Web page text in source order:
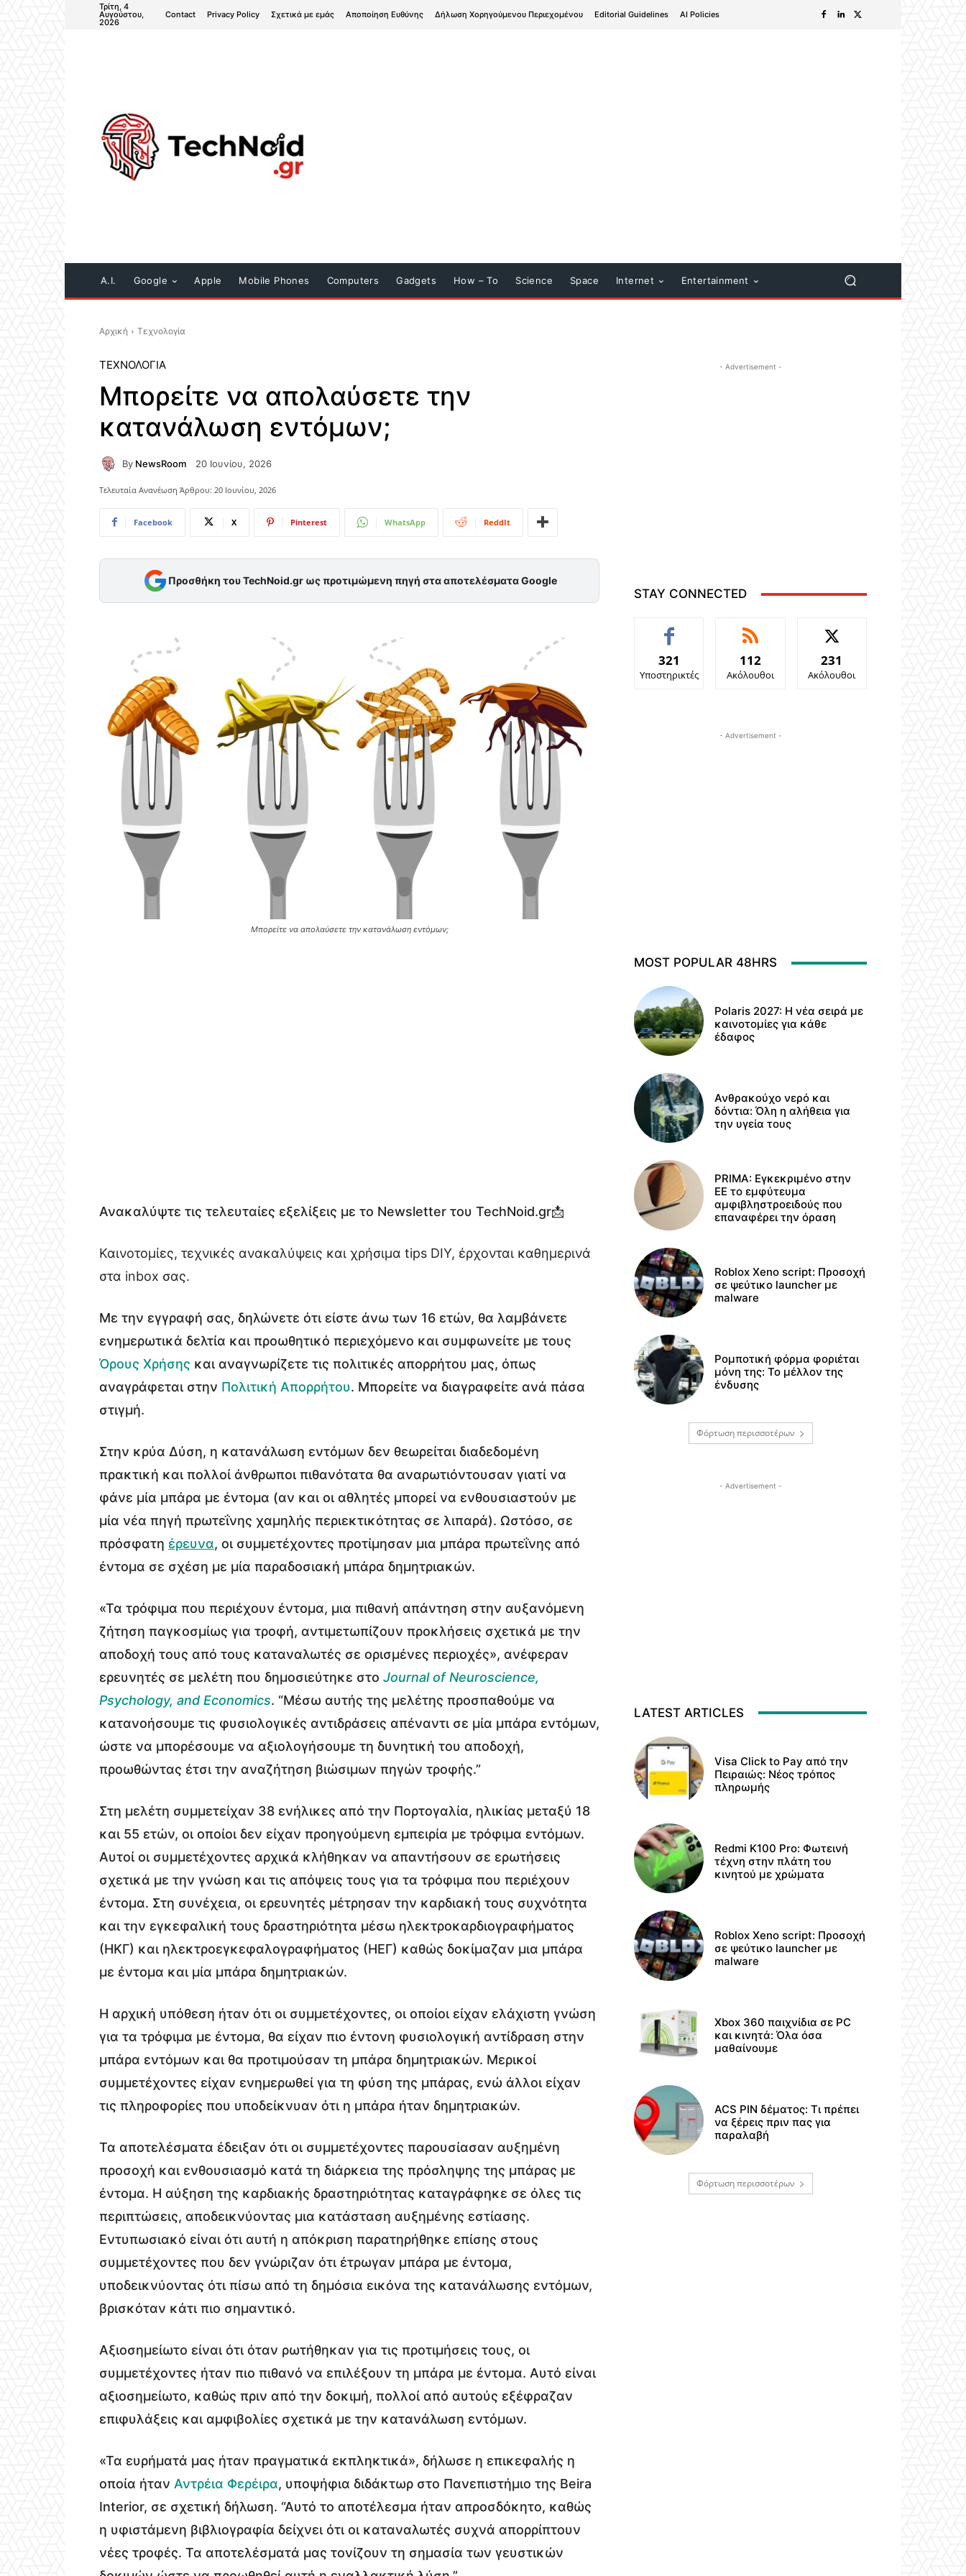
Τρίτη, 4
Αυγούστου,
2026
Contact Privacy Policy Σχετικά με εμάς Αποποίηση Ευθύνης Δήλωση Χορηγούμενου Περιεχομένου Editorial Guidelines AI Policies
A.I. Google Apple Mobile Phones Computers Gadgets How – To Science Space Internet Entertainment
Αρχική Τεχνολογία
ΤΕΧΝΟΛΟΓΊΑ
Μπορείτε να απολαύσετε την
κατανάλωση εντόμων;
By NewsRoom 20 Ιουνίου, 2026
Τελευταία Ανανέωση Άρθρου: 20 Ιουνίου, 2026
Facebook X Pinterest WhatsApp ReddIt
Προσθήκη του TechNoid.gr ως προτιμώμενη πηγή στα αποτελέσματα Google
Μπορείτε να απολαύσετε την κατανάλωση εντόμων;
Ανακαλύψτε τις τελευταίες εξελίξεις με το Newsletter του TechNoid.gr📩
Καινοτομίες, τεχνικές ανακαλύψεις και χρήσιμα tips DIY, έρχονται καθημερινά
στα inbox σας.
Με την εγγραφή σας, δηλώνετε ότι είστε άνω των 16 ετών, θα λαμβάνετε
ενημερωτικά δελτία και προωθητικό περιεχόμενο και συμφωνείτε με τους
Όρους Χρήσης και αναγνωρίζετε τις πολιτικές απορρήτου μας, όπως
αναγράφεται στην Πολιτική Απορρήτου. Μπορείτε να διαγραφείτε ανά πάσα
στιγμή.
Στην κρύα Δύση, η κατανάλωση εντόμων δεν θεωρείται διαδεδομένη
πρακτική και πολλοί άνθρωποι πιθανότατα θα αναρωτιόντουσαν γιατί να
φάνε μία μπάρα με έντομα (αν και οι αθλητές μπορεί να ενθουσιαστούν με
μία νέα πηγή πρωτεΐνης χαμηλής περιεκτικότητας σε λιπαρά). Ωστόσο, σε
πρόσφατη έρευνα, οι συμμετέχοντες προτίμησαν μια μπάρα πρωτεΐνης από
έντομα σε σχέση με μία παραδοσιακή μπάρα δημητριακών.
«Τα τρόφιμα που περιέχουν έντομα, μια πιθανή απάντηση στην αυξανόμενη
ζήτηση παγκοσμίως για τροφή, αντιμετωπίζουν προκλήσεις σχετικά με την
αποδοχή τους από τους καταναλωτές σε ορισμένες περιοχές», ανέφεραν
ερευνητές σε μελέτη που δημοσιεύτηκε στο Journal of Neuroscience,
Psychology, and Economics. “Μέσω αυτής της μελέτης προσπαθούμε να
κατανοήσουμε τις φυσιολογικές αντιδράσεις απέναντι σε μία μπάρα εντόμων,
ώστε να μπορέσουμε να αξιολογήσουμε τη δυνητική του αποδοχή,
προωθώντας έτσι την αναζήτηση βιώσιμων πηγών τροφής.”
Στη μελέτη συμμετείχαν 38 ενήλικες από την Πορτογαλία, ηλικίας μεταξύ 18
και 55 ετών, οι οποίοι δεν είχαν προηγούμενη εμπειρία με τρόφιμα εντόμων.
Αυτοί οι συμμετέχοντες αρχικά κλήθηκαν να απαντήσουν σε ερωτήσεις
σχετικά με την γνώση και τις απόψεις τους για τα τρόφιμα που περιέχουν
έντομα. Στη συνέχεια, οι ερευνητές μέτρησαν την καρδιακή τους συχνότητα
και την εγκεφαλική τους δραστηριότητα μέσω ηλεκτροκαρδιογραφήματος
(ΗΚΓ) και ηλεκτροεγκεφαλογραφήματος (ΗΕΓ) καθώς δοκίμαζαν μια μπάρα
με έντομα και μία μπάρα δημητριακών.
Η αρχική υπόθεση ήταν ότι οι συμμετέχοντες, οι οποίοι είχαν ελάχιστη γνώση
για τα τρόφιμα με έντομα, θα είχαν πιο έντονη φυσιολογική αντίδραση στην
μπάρα εντόμων και θα προτιμούσαν τη μπάρα δημητριακών. Μερικοί
συμμετέχοντες είχαν ενημερωθεί για τη φύση της μπάρας, ενώ άλλοι είχαν
τις πληροφορίες που υποδείκνυαν ότι η μπάρα ήταν δημητριακών.
Τα αποτελέσματα έδειξαν ότι οι συμμετέχοντες παρουσίασαν αυξημένη
προσοχή και ενθουσιασμό κατά τη διάρκεια της πρόσληψης της μπάρας με
έντομα. Η αύξηση της καρδιακής δραστηριότητας καταγράφηκε σε όλες τις
περιπτώσεις, αποδεικνύοντας μια κατάσταση αυξημένης εστίασης.
Εντυπωσιακό είναι ότι αυτή η απόκριση παρατηρήθηκε επίσης στους
συμμετέχοντες που δεν γνώριζαν ότι έτρωγαν μπάρα με έντομα,
υποδεικνύοντας ότι πίσω από τη δημόσια εικόνα της κατανάλωσης εντόμων,
βρισκόταν κάτι πιο σημαντικό.
Αξιοσημείωτο είναι ότι όταν ρωτήθηκαν για τις προτιμήσεις τους, οι
συμμετέχοντες ήταν πιο πιθανό να επιλέξουν τη μπάρα με έντομα. Αυτό είναι
αξιοσημείωτο, καθώς πριν από την δοκιμή, πολλοί από αυτούς εξέφραζαν
επιφυλάξεις και αμφιβολίες σχετικά με την κατανάλωση εντόμων.
«Τα ευρήματά μας ήταν πραγματικά εκπληκτικά», δήλωσε η επικεφαλής η
οποία ήταν Αντρέια Φερέιρα, υποψήφια διδάκτωρ στο Πανεπιστήμιο της Beira
Interior, σε σχετική δήλωση. “Αυτό το αποτέλεσμα ήταν απροσδόκητο, καθώς
η υφιστάμενη βιβλιογραφία δείχνει ότι οι καταναλωτές συχνά απορρίπτουν
νέες τροφές. Τα αποτελέσματά μας τονίζουν τη σημασία των γευστικών
- Advertisement -
STAY CONNECTED
321
Υποστηρικτές
112
Ακόλουθοι
231
Ακόλουθοι
- Advertisement -
MOST POPULAR 48HRS
Polaris 2027: Η νέα σειρά με
καινοτομίες για κάθε
έδαφος
Ανθρακούχο νερό και
δόντια: Όλη η αλήθεια για
την υγεία τους
PRIMA: Εγκεκριμένο στην
ΕΕ το εμφύτευμα
αμφιβληστροειδούς που
επαναφέρει την όραση
Roblox Xeno script: Προσοχή
σε ψεύτικο launcher με
malware
Ρομποτική φόρμα φοριέται
μόνη της: Το μέλλον της
ένδυσης
Φόρτωση περισσοτέρων
- Advertisement -
LATEST ARTICLES
Visa Click to Pay από την
Πειραιώς: Νέος τρόπος
πληρωμής
Redmi K100 Pro: Φωτεινή
τέχνη στην πλάτη του
κινητού με χρώματα
Roblox Xeno script: Προσοχή
σε ψεύτικο launcher με
malware
Xbox 360 παιχνίδια σε PC
και κινητά: Όλα όσα
μαθαίνουμε
ACS PIN δέματος: Τι πρέπει
να ξέρεις πριν πας για
παραλαβή
Φόρτωση περισσοτέρων